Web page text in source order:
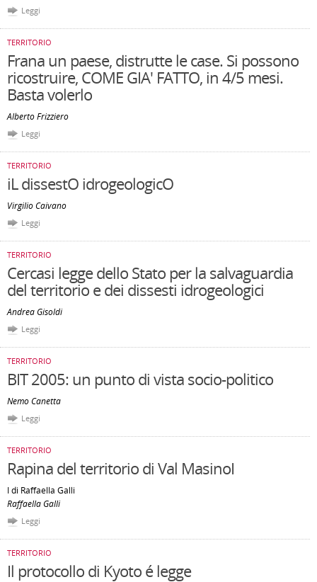
Leggi
TERRITORIO
Frana un paese, distrutte le case. Si possono
ricostruire, COME GIA' FATTO, in 4/5 mesi.
Basta volerlo
Alberto Frizziero
Leggi
TERRITORIO
iL dissestO idrogeologicO
Virgilio Caivano
Leggi
TERRITORIO
Cercasi legge dello Stato per la salvaguardia
del territorio e dei dissesti idrogeologici
Andrea Gisoldi
Leggi
TERRITORIO
BIT 2005: un punto di vista socio-politico
Nemo Canetta
Leggi
TERRITORIO
Rapina del territorio di Val MasinoI
I di Raffaella Galli
Raffaella Galli
Leggi
TERRITORIO
Il protocollo di Kyoto é legge